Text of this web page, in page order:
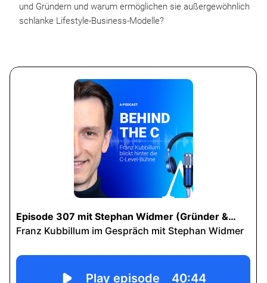
und Gründern und warum ermöglichen sie außergewöhnlich
schlanke Lifestyle-Business-Modelle?